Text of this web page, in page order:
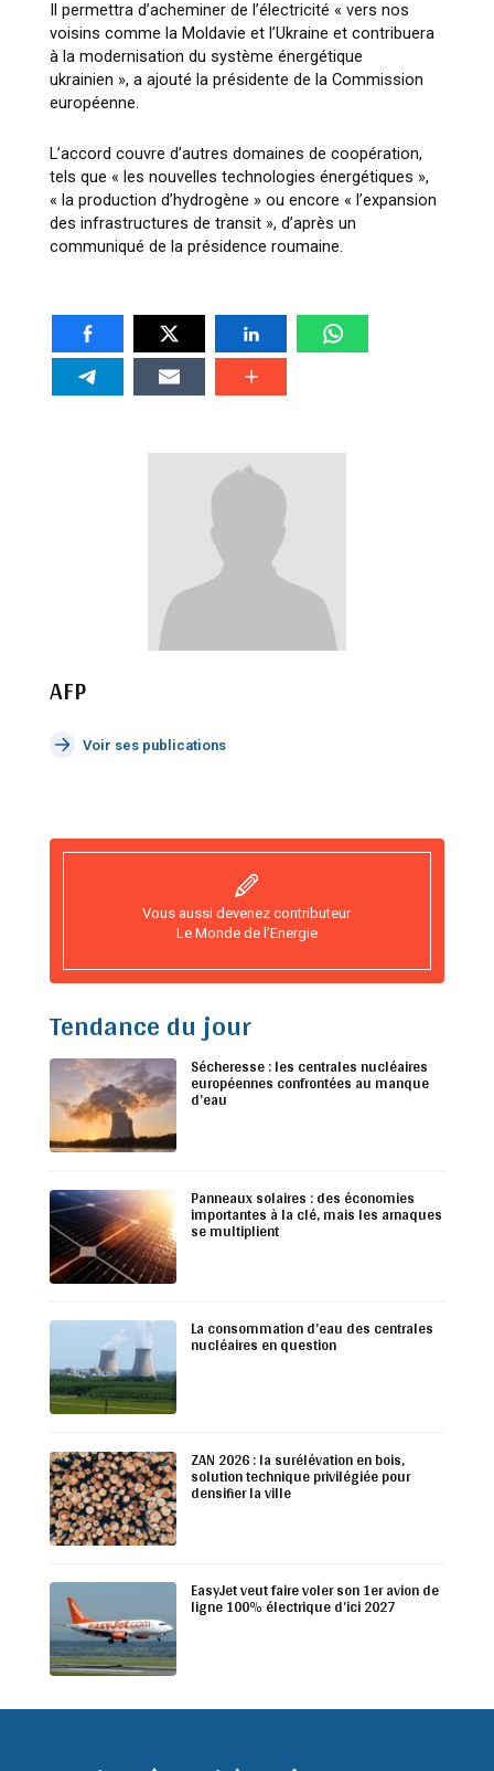
Il permettra d’acheminer de l’électricité « vers nos
voisins comme la Moldavie et l’Ukraine et contribuera
à la modernisation du système énergétique
ukrainien », a ajouté la présidente de la Commission
européenne.
L’accord couvre d’autres domaines de coopération,
tels que « les nouvelles technologies énergétiques »,
« la production d’hydrogène » ou encore « l’expansion
des infrastructures de transit », d’après un
communiqué de la présidence roumaine.
AFP
Voir ses publications
Vous aussi devenez contributeur
Le Monde de l’Energie
Tendance du jour
Sécheresse : les centrales nucléaires
européennes confrontées au manque
d’eau
Panneaux solaires : des économies
importantes à la clé, mais les arnaques
se multiplient
La consommation d’eau des centrales
nucléaires en question
ZAN 2026 : la surélévation en bois,
solution technique privilégiée pour
densifier la ville
EasyJet veut faire voler son 1er avion de
ligne 100% électrique d’ici 2027